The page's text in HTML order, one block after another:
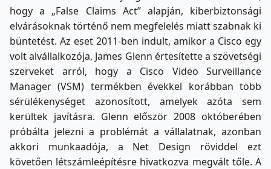
hogy a „False Claims Act” alapján, kiberbiztonsági
elvárásoknak történő nem megfelelés miatt szabnak ki
büntetést. Az eset 2011-ben indult, amikor a Cisco egy
volt alvállalkozója, James Glenn értesítette a szövetségi
szerveket arról, hogy a Cisco Video Surveillance
Manager (VSM) termékben évekkel korábban több
sérülékenységet azonosított, amelyek azóta sem
kerültek javításra. Glenn először 2008 októberében
próbálta jelezni a problémát a vállalatnak, azonban
akkori munkaadója, a Net Design röviddel ezt
követően létszámleépítésre hivatkozva megvált tőle. A